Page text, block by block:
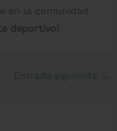
en la comunidad
deportivo!
Entrada siguiente →